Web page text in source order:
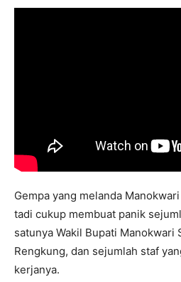
Gempa yang melanda
tadi cukup membuat panik
satunya Wakil Bupati Manokwari
Rengkung, dan sejumlah staf
kerjanya.